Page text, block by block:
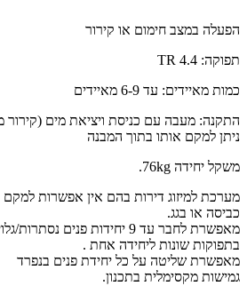
הפעלה במצב חימום או קירור
תפוקה: 4.4 TR
כמות מאיידים: עד 6-9 מאיידים
התקנה: מעבה עם כניסת ויציאת מים (קירור
ניתן למקם אותו בתוך המבנה
משקל יחידה 76kg.
מערכת למיזוג דירות בהם אין אפשרות
כביסה או בגג.
מאפשרת לחבר עד 9 יחידות פנים נסתרות/גלויות/קסטות
בתפוקות שונות ליחידה אחת .
מאפשרת שליטה על כל יחידת פנים בנפרד
גמישות מקסימלית בתכנון.